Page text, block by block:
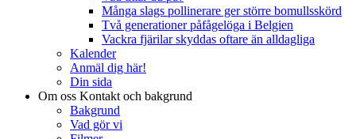
Många slags pollinerare ger större bomullsskörd
Två generationer påfågelöga i Belgien
Vackra fjärilar skyddas oftare än alldagliga
Kalender
Anmäl dig här!
Din sida
Om oss Kontakt och bakgrund
Bakgrund
Vad gör vi